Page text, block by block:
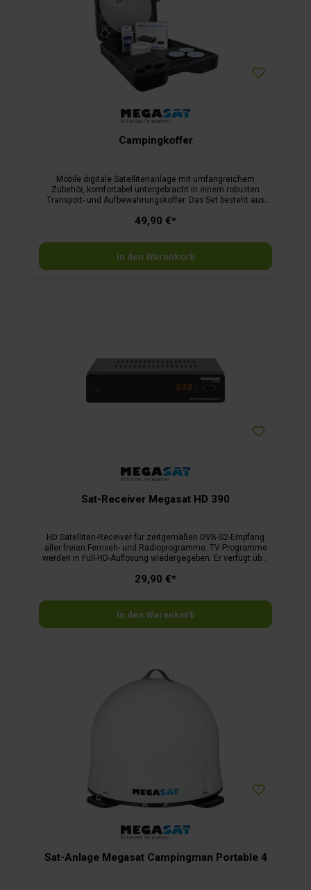
Campingkoffer
Mobile digitale Satellitenanlage mit umfangreichem
Zubehör, komfortabel untergebracht in einem robusten
Transport- und Aufbewahrungskoffer. Das Set besteht aus
Arm und Universal-LNB, 10 m Koaxkabel mit F-Steckern. Der
eine feste und stabile Montage auf allen glatten Oberflächen.
Kann dieser nicht angebracht werden, ist im Lieferumfang
umfangreiches Montagematerial für Wand- und
Tischbefestigung und eine Masthalterung für Befestigung an
49,90 €*
In den Warenkorb
Sat-Receiver Megasat HD 390
HD Satelliten-Receiver für zeitgemäßen DVB-S2-Empfang
aller freien Fernseh- und Radioprogramme. TV-Programme
werden in Full-HD-Auflösung wiedergegeben. Er verfügt über
und Musikdateien z. B. über USB-Stick oder externe
29,90 €*
In den Warenkorb
Sat-Anlage Megasat Campingman Portable 4